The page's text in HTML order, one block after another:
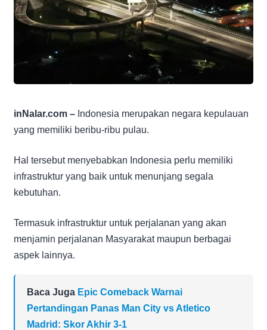
inNalar.com – Indonesia merupakan negara kepulauan
yang memiliki beribu-ribu pulau.
Hal tersebut menyebabkan Indonesia perlu memiliki
infrastruktur yang baik untuk menunjang segala
kebutuhan.
Termasuk infrastruktur untuk perjalanan yang akan
menjamin perjalanan Masyarakat maupun berbagai
aspek lainnya.
Baca Juga Epic Comeback Warnai
Pertandingan Panas Man City vs Atletico
Madrid: Skor Akhir 3-1